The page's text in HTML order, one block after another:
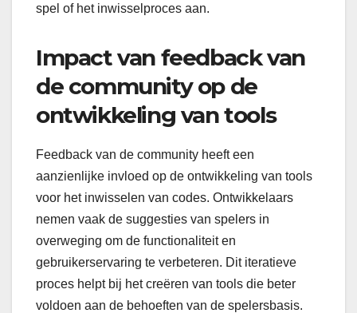
spel of het inwisselproces aan.
Impact van feedback van
de community op de
ontwikkeling van tools
Feedback van de community heeft een
aanzienlijke invloed op de ontwikkeling van tools
voor het inwisselen van codes. Ontwikkelaars
nemen vaak de suggesties van spelers in
overweging om de functionaliteit en
gebruikerservaring te verbeteren. Dit iteratieve
proces helpt bij het creëren van tools die beter
voldoen aan de behoeften van de spelersbasis.